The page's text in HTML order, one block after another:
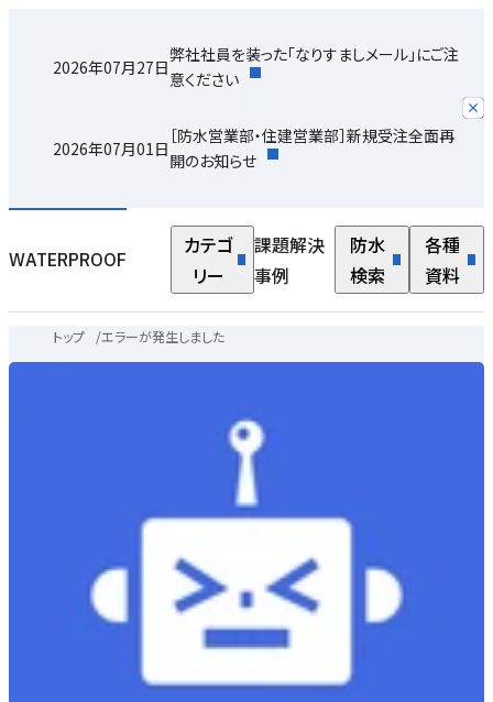
2026年07月27日
弊社社員を装った「なりすましメール」にご注
意ください
2026年07月01日
［防水営業部・住建営業部］新規受注全面再
開のお知らせ
WATERPROOF
カテゴ
リー
課題解決
事例
防水
検索
各種
資料
トップ /エラーが発生しました